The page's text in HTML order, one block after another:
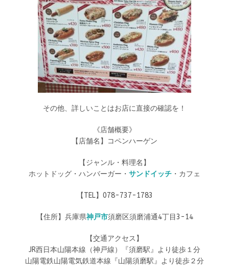
その他、詳しいことはお店に直接の確認を！
《店舗概要》
【店舗名】コペンハーゲン
【ジャンル・料理名】
ホットドッグ・ハンバーガー・ サンドイッチ ・カフェ
【TEL】078-737-1783
【住所】兵庫県神戸市須磨区須磨浦通4丁目3-14
【交通アクセス】
JR西日本山陽本線（神戸線）『須磨駅』より徒歩１分
山陽電鉄山陽電気鉄道本線『山陽須磨駅』より徒歩２分